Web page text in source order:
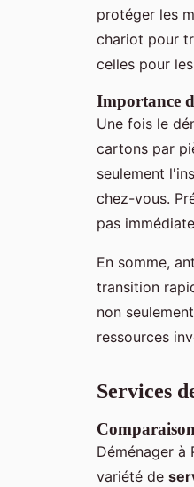
protéger les
chariot pour
celles pour
Importance
Une fois le
cartons par
seulement
chez-vous.
pas
En somme,
transition
non
ressources
Services
Déménager à
variété de